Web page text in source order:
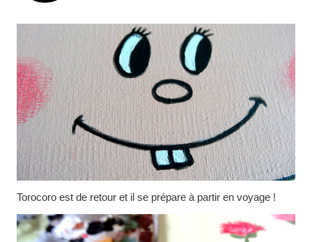
Torocoro est de retour et il se prépare à partir en voyage !